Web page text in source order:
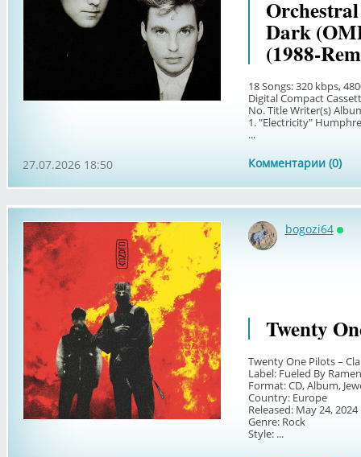
Dark
(1988-
18 Songs: 320 kbps,
Digital Compact
No. Title Writer(s)
1. "Electricity"
...
Комментарии (0)
27.07.2026 18:50
bogozi64
Twenty
Twenty One Pilots –
Label: Fueled By
Format: CD, Album,
Country: Europe
Released: May 24, 2024
Genre: Rock
Style: ...